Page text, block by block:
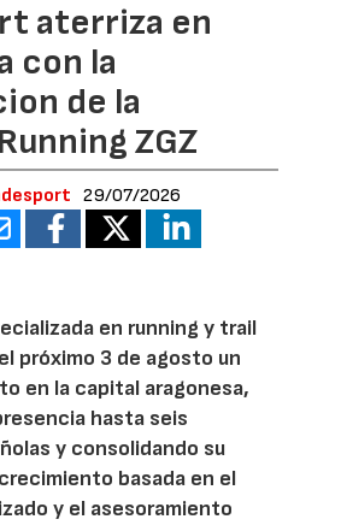
aterriza en
con la
de la
ZGZ
29/07/2026
en running y trail
próximo 3 de agosto un
en la capital aragonesa,
hasta seis
y consolidando su
basada en el
y el asesoramiento